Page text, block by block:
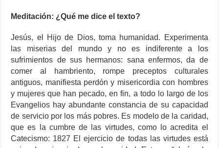
Meditación: ¿Qué me dice el texto?
Jesús, el Hijo de Dios, toma humanidad. Experimenta
las miserias del mundo y no es indiferente a los
sufrimientos de sus hermanos: sana enfermos, da de
comer al hambriento, rompe preceptos culturales
antiguos, manifiesta perdón y misericordia con hombres
y mujeres que han pecado, en fin, a todo lo largo de los
Evangelios hay abundante constancia de su capacidad
de servicio por los más pobres. Es modelo de la caridad,
que es la cumbre de las virtudes, como lo acredita el
Catecismo: 1827 El ejercicio de todas las virtudes está